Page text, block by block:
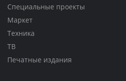
Специальные проекты
Маркет
Техника
ТВ
Печатные издания